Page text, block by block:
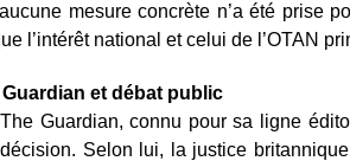
mesure concrète n’a été prise
l’intérêt national et celui de l’OTAN
et débat public
Guardian, connu pour sa ligne
Selon lui, la justice